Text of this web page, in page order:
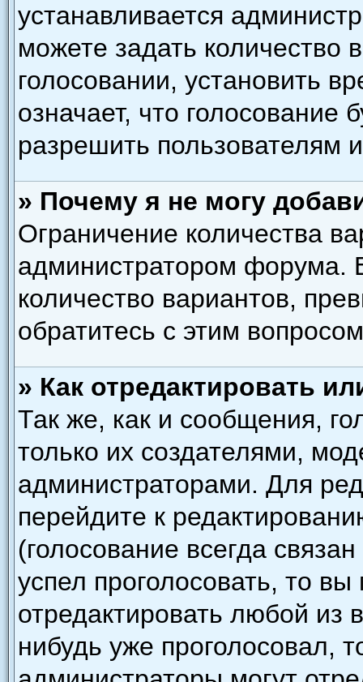
устанавливается
можете задать количество
голосовании, установить
означает, что голосование
разрешить пользователям
» Почему я не могу
Ограничение количества
администратором форума.
количество вариантов,
обратитесь с этим
» Как отредактировать
Так же, как и сообщения,
только их создателями,
администраторами. Для
перейдите к
(голосование всегда
успел проголосовать, то
отредактировать любой из
нибудь уже проголосовал,